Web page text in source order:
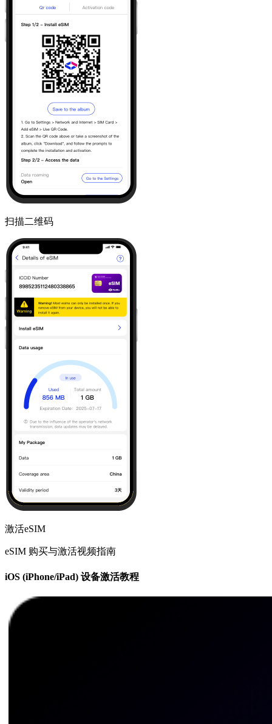
扫描二维码
激活eSIM
eSIM 购买与激活视频指南
iOS (iPhone/iPad) 设备激活教程